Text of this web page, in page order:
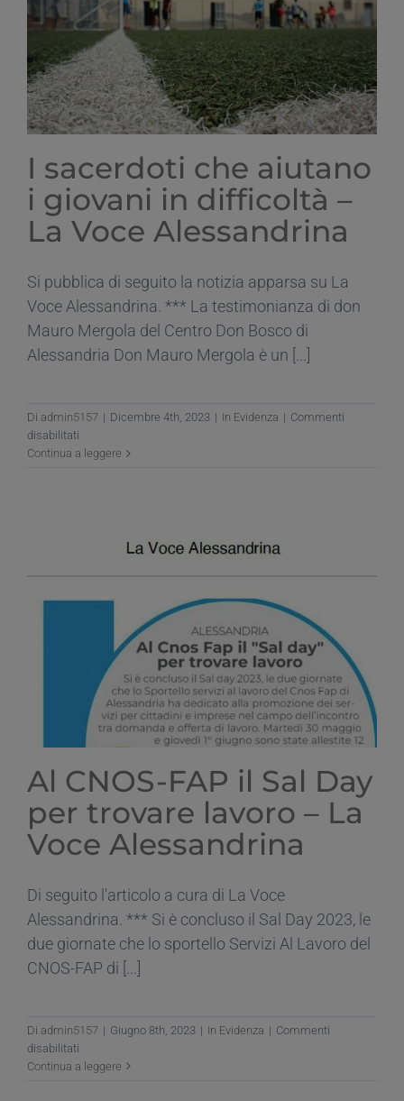
–
Voce
Alessandrina
I sacerdoti che aiutano
i giovani in difficoltà –
La Voce Alessandrina
Si pubblica di seguito la notizia apparsa su La
Voce Alessandrina. *** La testimonianza di don
Mauro Mergola del Centro Don Bosco di
Alessandria Don Mauro Mergola è un [...]
Di admin5157 | Dicembre 4th, 2023 | In Evidenza | Commenti
disabilitati
I
–
Alessandrina
Continua a leggere
Al CNOS-FAP il Sal Day
per trovare lavoro – La
Voce Alessandrina
Di seguito l'articolo a cura di La Voce
Alessandrina. *** Si è concluso il Sal Day 2023, le
due giornate che lo sportello Servizi Al Lavoro del
CNOS-FAP di [...]
Di admin5157 | Giugno 8th, 2023 | In Evidenza | Commenti
disabilitati
Al
Continua a leggere